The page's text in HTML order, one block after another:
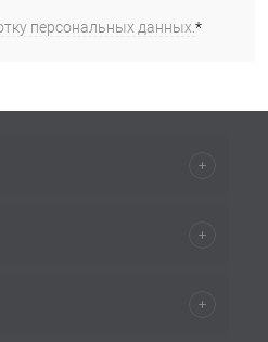
персональных данных.*